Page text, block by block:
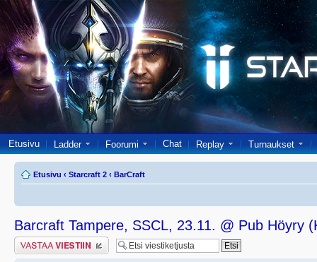
Etusivu Ladder Foorumi Chat Replay Turnaukset
Etusivu ‹ Starcraft 2 ‹ BarCraft
Barcraft Tampere, SSCL, 23.11. @ Pub Höyry
Lähetä vastaus